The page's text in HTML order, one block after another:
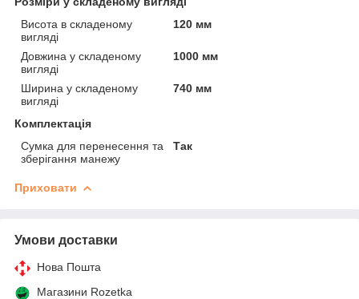
Висота в складеному
вигляді
120 мм
Довжина у складеному
вигляді
1000 мм
Ширина у складеному
вигляді
740 мм
Комплектація
Сумка для перенесення та
зберігання манежу
Так
Приховати
Умови доставки
Нова Пошта
Магазини Rozetka